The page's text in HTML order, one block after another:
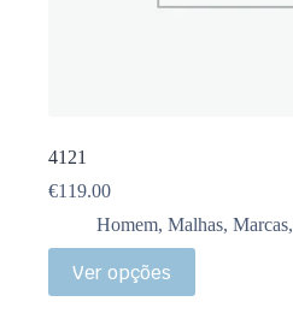
4121
€119.00
Homem, Malhas, Marcas,
Ver opções